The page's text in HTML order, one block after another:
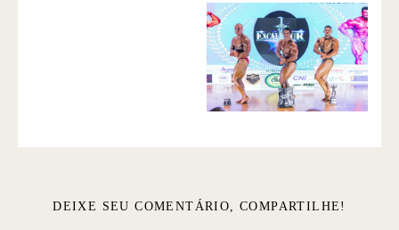
DEIXE SEU COMENTÁRIO, COMPARTILHE!